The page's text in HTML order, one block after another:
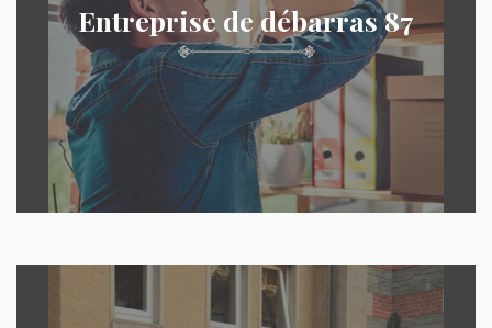
Entreprise de débarras 87